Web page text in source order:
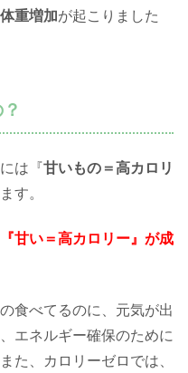
重増加が起こりました
は『甘いもの＝高カロリ
す。
甘い＝高カロリー』が成
食べてるのに、元気が出
エネルギー確保のために
た、カロリーゼロでは、